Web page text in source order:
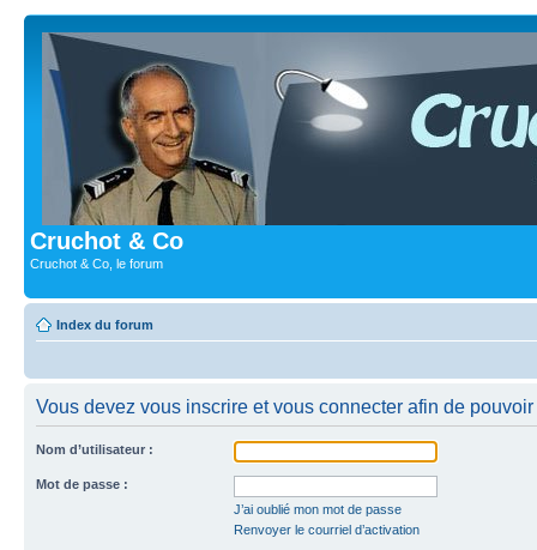
Cruchot & Co
Cruchot & Co, le forum
Index du forum
Vous devez vous inscrire et vous connecter afin de
Nom d’utilisateur :
Mot de passe :
J’ai oublié mon mot de passe
Renvoyer le courriel d’activation